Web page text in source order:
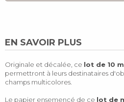
EN SAVOIR PLUS
Originale et décalée, ce lot de 10
permettront à leurs destinataires
champs multicolores.
Le papier ensemencé de ce lot de